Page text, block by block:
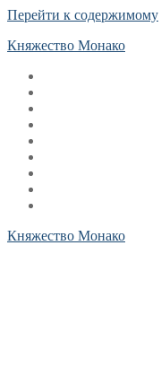
Перейти к содержимому
Княжество Монако
Княжество Монако